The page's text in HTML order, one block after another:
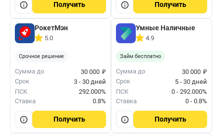
Получить Получить
РокетМэн
5.0
Срочное решение
Сумма до 30 000 ₽
Срок
3 - 30 дней
ПСК
292.000%
Ставка
0.8%
Получить
Умные Наличные
4.9
Займ бесплатно
Сумма до 30 000 ₽
Срок
5 - 30 дней
ПСК
0 - 292.000%
Ставка
0 - 0.8%
Получить